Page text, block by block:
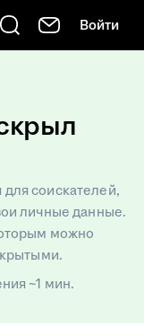
Войти
соискателей,
личные данные.
можно
~1 мин.